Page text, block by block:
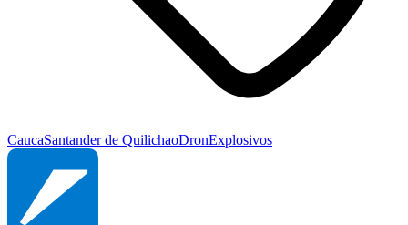
CaucaSantander de QuilichaoDronExplosivos